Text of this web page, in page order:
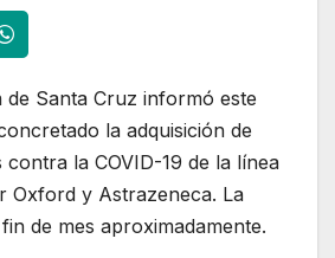
de Santa Cruz informó este
la adquisición de
contra la COVID-19 de la línea
Oxford y Astrazeneca. La
de mes aproximadamente.